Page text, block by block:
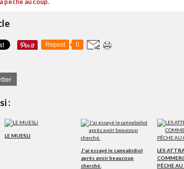
pêche au coup.
Repost 0
:
LE MUESLI
J'ai essayé le cannabidiol
après avoir beaucoup
cherché.
LES
PÊCHE AU